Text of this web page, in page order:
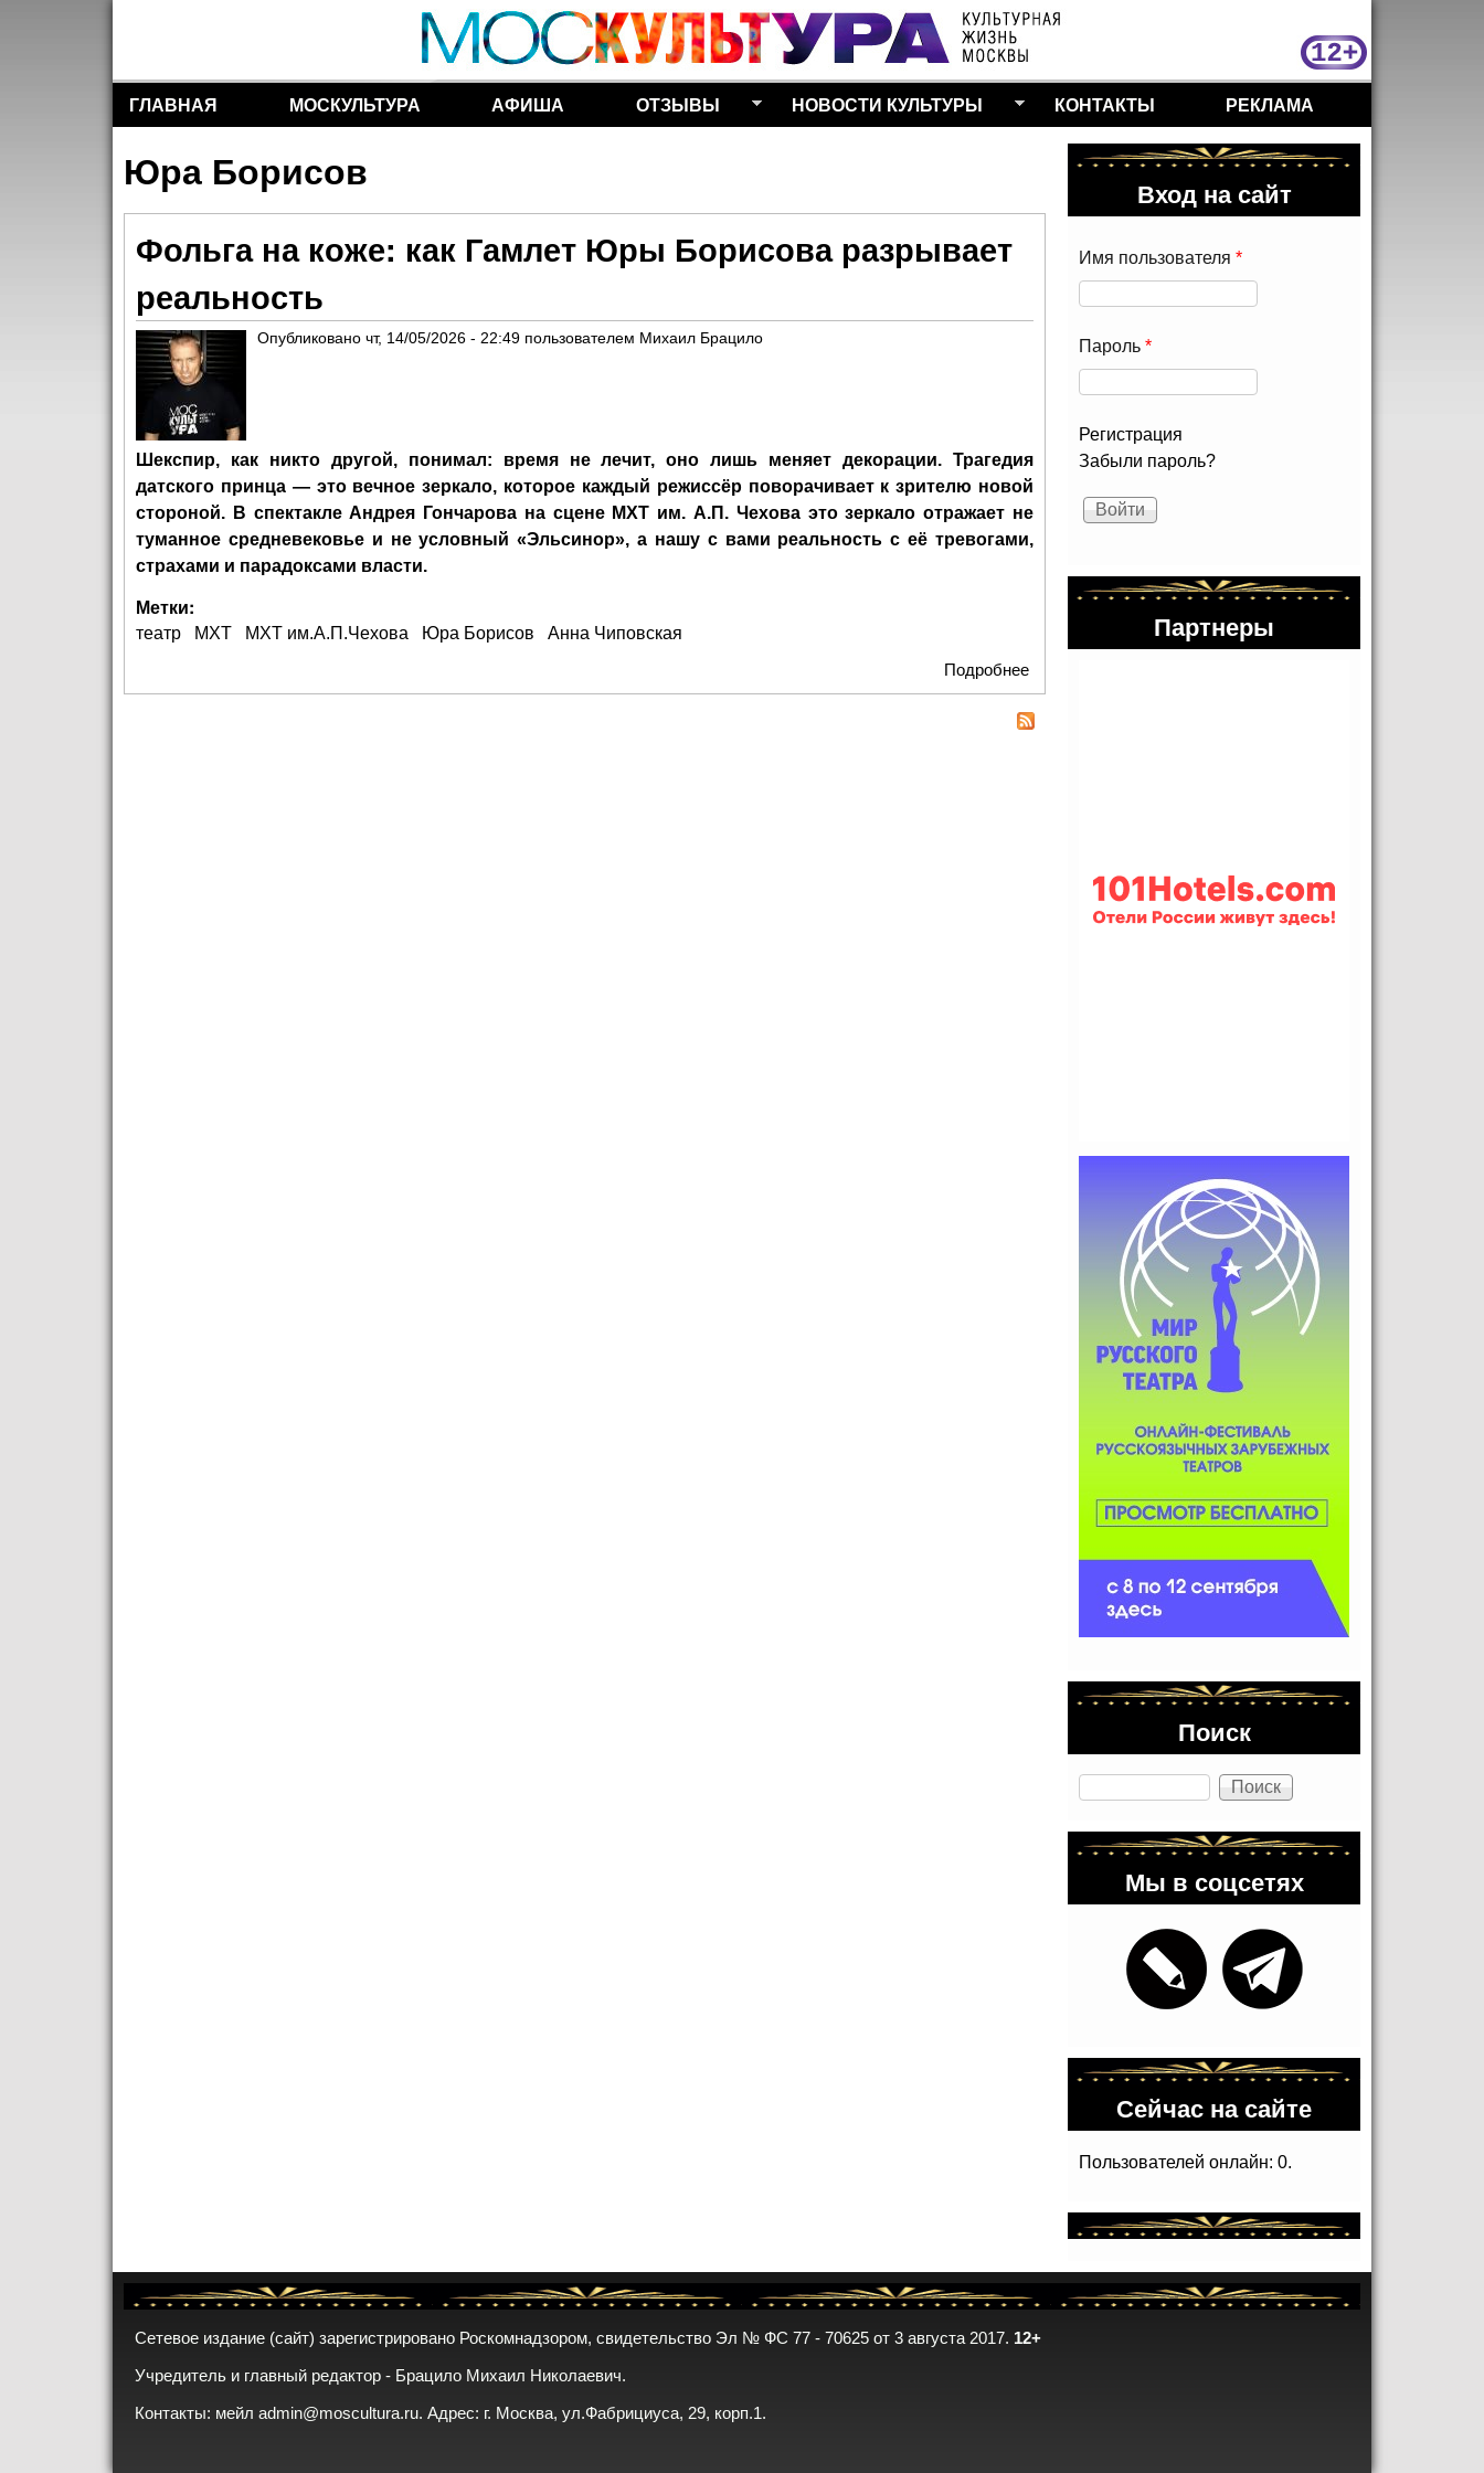
Перейти к основному
содержанию
Разделы сайта
ГЛАВНАЯ МОСКУЛЬТУРА АФИША ОТЗЫВЫ НОВОСТИ КУЛЬТУРЫ КОНТАКТЫ РЕКЛАМА
Юра Борисов
Фольга на коже: как Гамлет Юры Борисова разрывает
реальность
Опубликовано чт, 14/05/2026 - 22:49 пользователем Михаил Брацило
Шекспир, как никто другой, понимал: время не лечит, оно лишь меняет декорации. Трагедия
датского принца — это вечное зеркало, которое каждый режиссёр поворачивает к зрителю новой
стороной. В спектакле Андрея Гончарова на сцене МХТ им. А.П. Чехова это зеркало отражает не
туманное средневековье и не условный «Эльсинор», а нашу с вами реальность с её тревогами,
страхами и парадоксами власти.
Метки:
театр МХТ МХТ им.А.П.Чехова Юра Борисов
Анна Чиповская
Подробнее
реальность
Вход на сайт
Имя пользователя *
Пароль *
Регистрация
Забыли пароль?
Партнеры
Поиск
Поиск
Мы в соцсетях
Сейчас на сайте
Пользователей онлайн: 0.
Сетевое издание (сайт) зарегистрировано Роскомнадзором, свидетельство Эл № ФС 77 - 70625 от 3 августа 2017. 12+
Учредитель и главный редактор - Брацило Михаил Николаевич.
Контакты: мейл admin@moscultura.ru. Адрес: г. Москва, ул.Фабрициуса, 29, корп.1.